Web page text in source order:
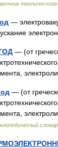
—
— (от
— (от